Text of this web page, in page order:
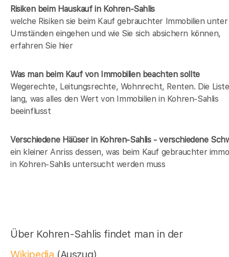
Risiken beim Hauskaufin Kohren-Sahlis
welche Risiken sie beim Kauf gebrauchter Immobilien unter
Umständen eingehen und wie Sie sich absichern können,
erfahren Sie hier
Was man beim Kauf von Immobilien beachten sollte
Wegerechte, Leitungsrechte, Wohnrecht, Renten. Die
lang, was alles den Wert von Immobilien in Kohren-Sahlis
beeinflusst
Verschiedene Häüser in Kohren-Sahlis - verschiedene
ein kleiner Anriss dessen, was beim Kauf gebrauchter
in Kohren-Sahlis untersucht werden muss
Über Kohren-Sahlis findet man in der
Wikipedia (Auszug)